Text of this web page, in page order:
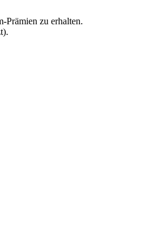
Prämien zu erhalten.